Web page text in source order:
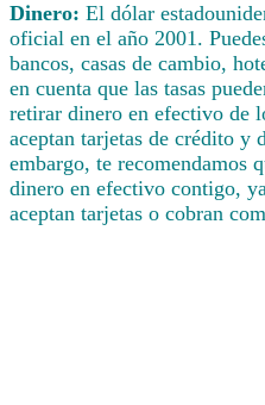
Dinero: El dólar
oficial en el año 2001.
bancos, casas de cambio,
en cuenta que las tasas
retirar dinero en efectivo de
aceptan tarjetas de crédito y
embargo, te recomendamos
dinero en efectivo contigo,
aceptan tarjetas o cobran